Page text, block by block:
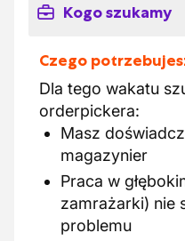
Kogo szukamy
Czego
Dla tego wakatu
orderpickera:
Masz
magazynier
Praca w
zamrażarki) nie
problemu